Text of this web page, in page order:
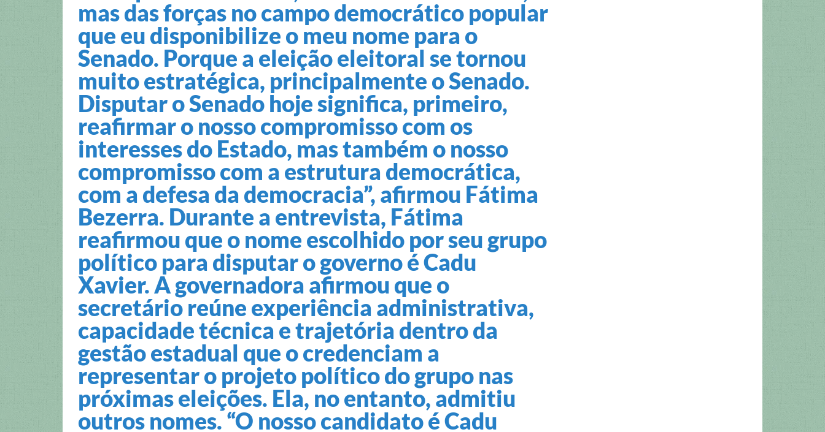
mas das forças no campo democrático popular
que eu disponibilize o meu nome para o
Senado. Porque a eleição eleitoral se tornou
muito estratégica, principalmente o Senado.
Disputar o Senado hoje significa, primeiro,
reafirmar o nosso compromisso com os
interesses do Estado, mas também o nosso
compromisso com a estrutura democrática,
com a defesa da democracia”, afirmou Fátima
Bezerra. Durante a entrevista, Fátima
reafirmou que o nome escolhido por seu grupo
político para disputar o governo é Cadu
Xavier. A governadora afirmou que o
secretário reúne experiência administrativa,
capacidade técnica e trajetória dentro da
gestão estadual que o credenciam a
representar o projeto político do grupo nas
próximas eleições. Ela, no entanto, admitiu
outros nomes. “O nosso candidato é Cadu